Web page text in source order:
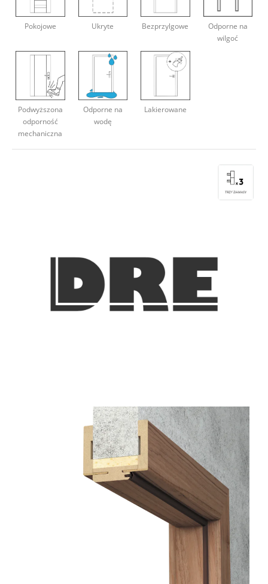
Deweloperzy
Aktualności
Pokojowe Ukryte Bezprzylgowe
Odporne na
wilgoć
Podwyższona
odporność
mechaniczna
Odporne na
wodę
Lakierowane